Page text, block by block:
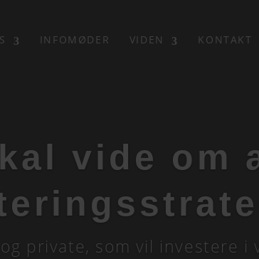
INFOMØDER VIDEN KONTAKT
vide om
private, som vil investere i